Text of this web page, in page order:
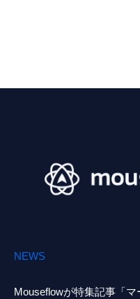
NEWS
Mouseflowが特集記事「